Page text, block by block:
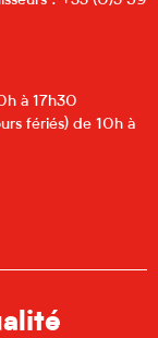
à 17h30
fériés) de 10h à